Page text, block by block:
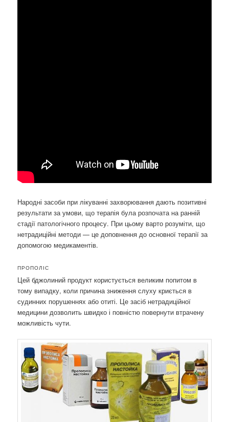
Народні засоби при лікуванні захворювання дають позитивні
результати за умови, що терапія була розпочата на ранній
стадії патологічного процесу. При цьому варто розуміти, що
нетрадиційні методи — це доповнення до основної терапії за
допомогою медикаментів.
ПРОПОЛІС
Цей бджолиний продукт користується великим попитом в
тому випадку, коли причина зниження слуху криється в
судинних порушеннях або отиті. Це засіб нетрадиційної
медицини дозволить швидко і повністю повернути втрачену
можливість чути.